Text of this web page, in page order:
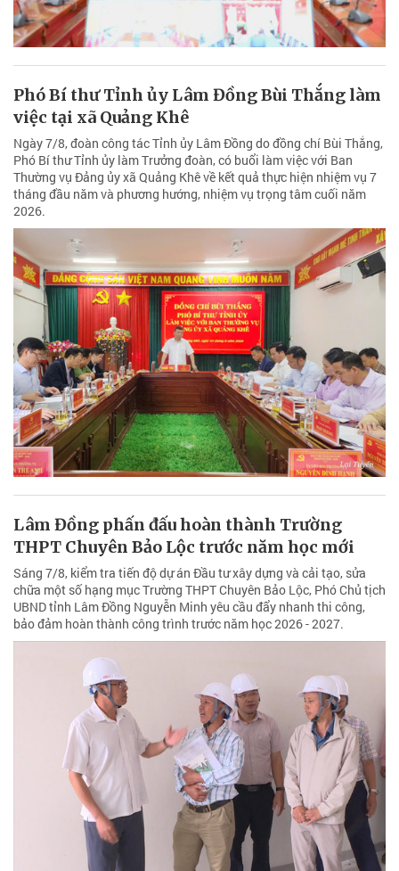
Phó Bí thư Tỉnh ủy Lâm Đồng Bùi Thắng làm
việc tại xã Quảng Khê
Ngày 7/8, đoàn công tác Tỉnh ủy Lâm Đồng do đồng chí Bùi Thắng,
Phó Bí thư Tỉnh ủy làm Trưởng đoàn, có buổi làm việc với Ban
Thường vụ Đảng ủy xã Quảng Khê về kết quả thực hiện nhiệm vụ 7
tháng đầu năm và phương hướng, nhiệm vụ trọng tâm cuối năm
2026.
Lâm Đồng phấn đấu hoàn thành Trường
THPT Chuyên Bảo Lộc trước năm học mới
Sáng 7/8, kiểm tra tiến độ dự án Đầu tư xây dựng và cải tạo, sửa
chữa một số hạng mục Trường THPT Chuyên Bảo Lộc, Phó Chủ tịch
UBND tỉnh Lâm Đồng Nguyễn Minh yêu cầu đẩy nhanh thi công,
bảo đảm hoàn thành công trình trước năm học 2026 - 2027.